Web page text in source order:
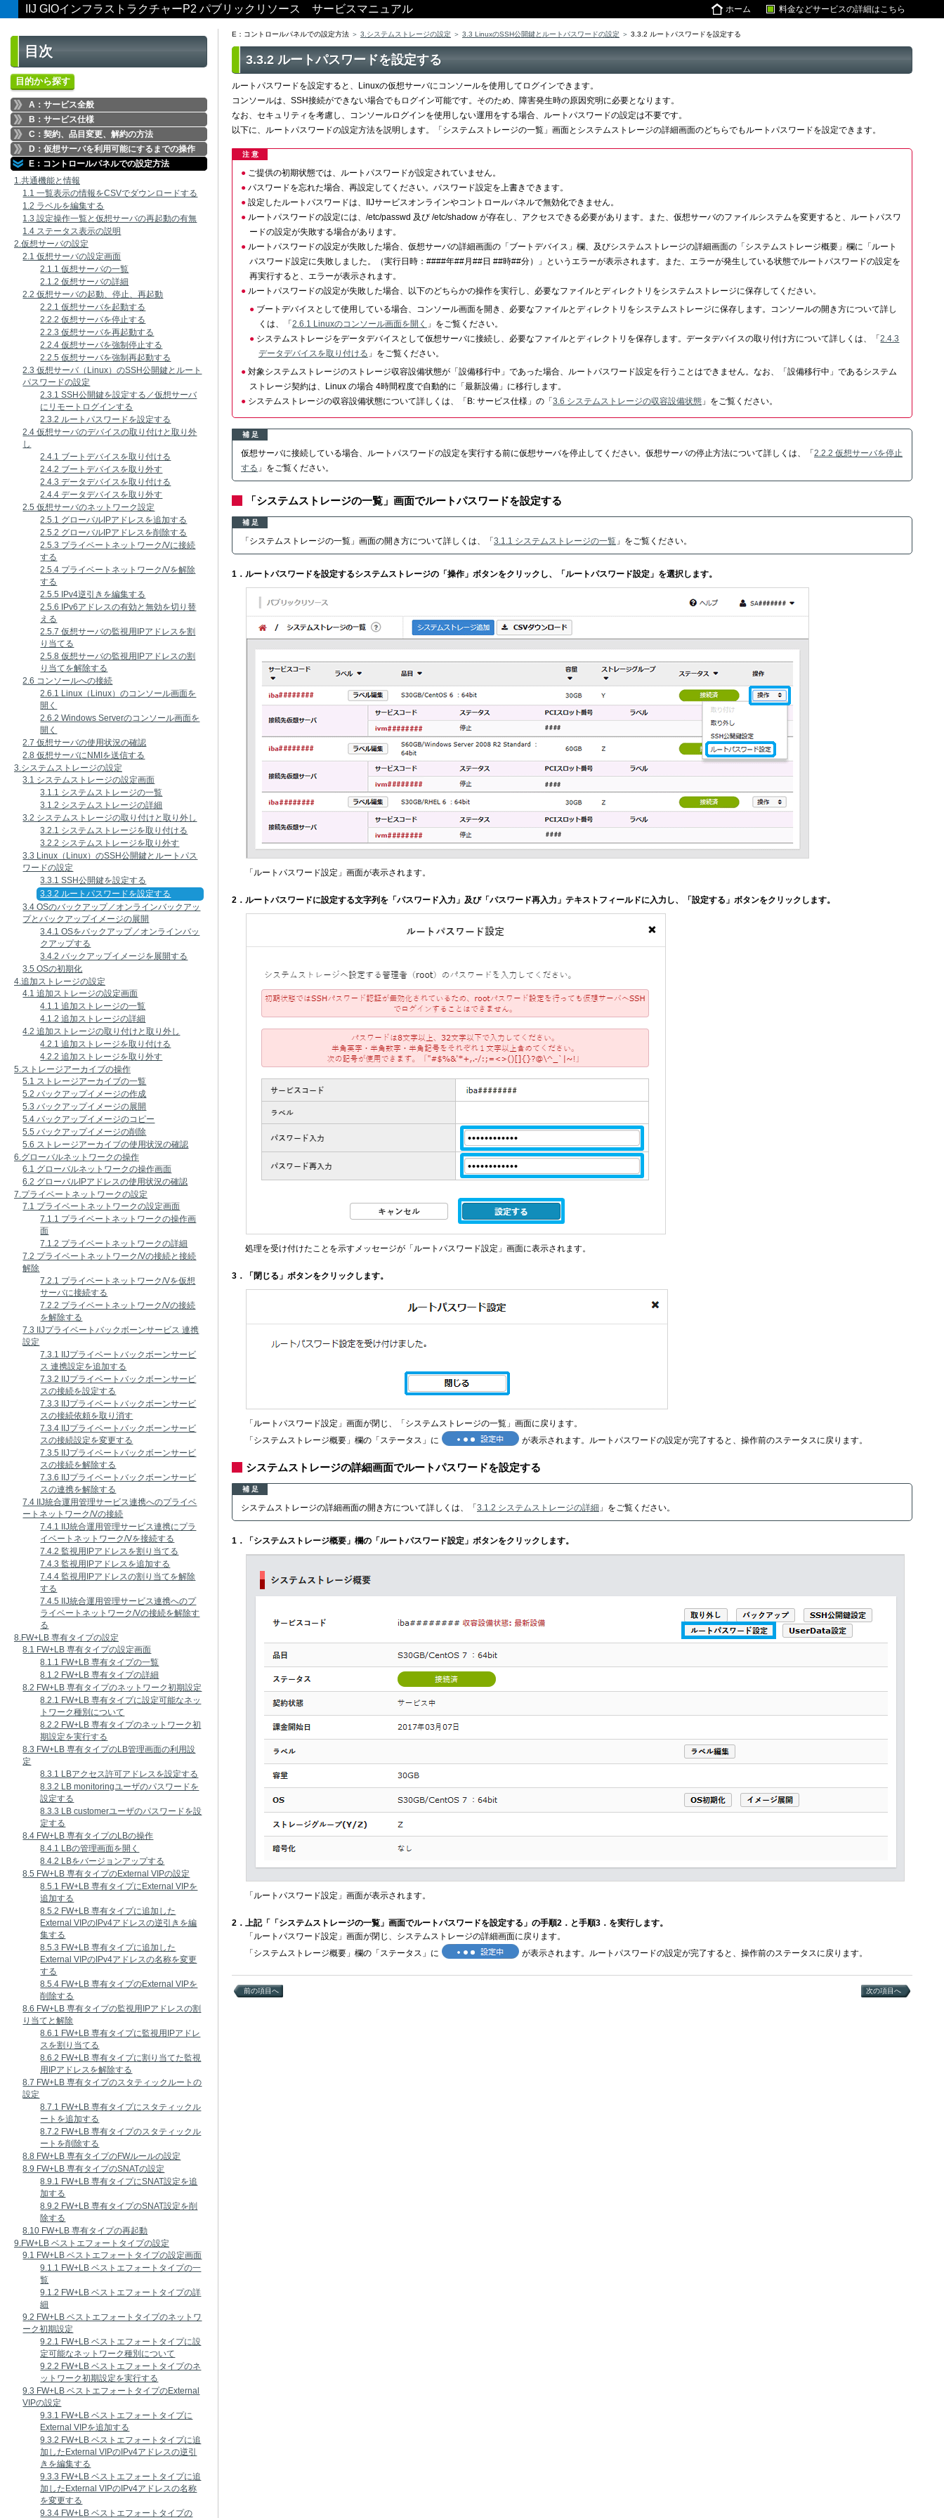
IIJ GIOインフラストラクチャーP2 パブリックリソース サービスマニュアル 料金などサービスの詳細はこちら
ホーム
目次
目的から探す
A：サービス全般
B：サービス仕様
C：契約、品目変更、解約の方法
D：仮想サーバを利用可能にするまでの操作
E：コントロールパネルでの設定方法
1.共通機能と情報
1.1 一覧表示の情報をCSVでダウンロードする
1.2 ラベルを編集する
1.3 設定操作一覧と仮想サーバの再起動の有無
1.4 ステータス表示の説明
2.仮想サーバの設定
2.1 仮想サーバの設定画面
2.1.1 仮想サーバの一覧
2.1.2 仮想サーバの詳細
2.2 仮想サーバの起動、停止、再起動
2.2.1 仮想サーバを起動する
2.2.2 仮想サーバを停止する
2.2.3 仮想サーバを再起動する
2.2.4 仮想サーバを強制停止する
2.2.5 仮想サーバを強制再起動する
2.3 仮想サーバ（Linux）のSSH公開鍵とルート
パスワードの設定
2.3.1 SSH公開鍵を設定する／仮想サーバ
にリモートログインする
2.3.2 ルートパスワードを設定する
2.4 仮想サーバのデバイスの取り付けと取り外
し
2.4.1 ブートデバイスを取り付ける
2.4.2 ブートデバイスを取り外す
2.4.3 データデバイスを取り付ける
2.4.4 データデバイスを取り外す
2.5 仮想サーバのネットワーク設定
2.5.1 グローバルIPアドレスを追加する
2.5.2 グローバルIPアドレスを削除する
2.5.3 プライベートネットワーク/Vに接続
する
2.5.4 プライベートネットワーク/Vを解除
する
2.5.5 IPv4逆引きを編集する
2.5.6 IPv6アドレスの有効と無効を切り替
える
2.5.7 仮想サーバの監視用IPアドレスを割
り当てる
2.5.8 仮想サーバの監視用IPアドレスの割
り当てを解除する
2.6 コンソールへの接続
2.6.1 Linux（Linux）のコンソール画面を
開く
2.6.2 Windows Serverのコンソール画面を
開く
2.7 仮想サーバの使用状況の確認
2.8 仮想サーバにNMIを送信する
3.システムストレージの設定
3.1 システムストレージの設定画面
3.1.1 システムストレージの一覧
3.1.2 システムストレージの詳細
3.2 システムストレージの取り付けと取り外し
3.2.1 システムストレージを取り付ける
3.2.2 システムストレージを取り外す
3.3 Linux（Linux）のSSH公開鍵とルートパス
ワードの設定
3.3.1 SSH公開鍵を設定する
3.3.2 ルートパスワードを設定する
3.4 OSのバックアップ／オンラインバックアッ
プとバックアップイメージの展開
3.4.1 OSをバックアップ／オンラインバッ
クアップする
3.4.2 バックアップイメージを展開する
3.5 OSの初期化
4.追加ストレージの設定
4.1 追加ストレージの設定画面
4.1.1 追加ストレージの一覧
4.1.2 追加ストレージの詳細
4.2 追加ストレージの取り付けと取り外し
4.2.1 追加ストレージを取り付ける
4.2.2 追加ストレージを取り外す
5.ストレージアーカイブの操作
5.1 ストレージアーカイブの一覧
5.2 バックアップイメージの作成
5.3 バックアップイメージの展開
5.4 バックアップイメージのコピー
5.5 バックアップイメージの削除
5.6 ストレージアーカイブの使用状況の確認
6.グローバルネットワークの操作
6.1 グローバルネットワークの操作画面
6.2 グローバルIPアドレスの使用状況の確認
7.プライベートネットワークの設定
7.1 プライベートネットワークの設定画面
7.1.1 プライベートネットワークの操作画
面
7.1.2 プライベートネットワークの詳細
7.2 プライベートネットワーク/Vの接続と接続
解除
7.2.1 プライベートネットワーク/Vを仮想
サーバに接続する
7.2.2 プライベートネットワーク/Vの接続
を解除する
7.3 IIJプライベートバックボーンサービス 連携
設定
7.3.1 IIJプライベートバックボーンサービ
ス 連携設定を追加する
7.3.2 IIJプライベートバックボーンサービ
スの接続を設定する
7.3.3 IIJプライベートバックボーンサービ
スの接続依頼を取り消す
7.3.4 IIJプライベートバックボーンサービ
スの接続設定を変更する
7.3.5 IIJプライベートバックボーンサービ
スの接続を解除する
7.3.6 IIJプライベートバックボーンサービ
スの連携を解除する
7.4 IIJ統合運用管理サービス連携へのプライベ
ートネットワーク/Vの接続
7.4.1 IIJ統合運用管理サービス連携にプラ
イベートネットワーク/Vを接続する
7.4.2 監視用IPアドレスを割り当てる
7.4.3 監視用IPアドレスを追加する
7.4.4 監視用IPアドレスの割り当てを解除
する
7.4.5 IIJ統合運用管理サービス連携へのプ
ライベートネットワーク/Vの接続を解除す
る
8.FW+LB 専有タイプの設定
8.1 FW+LB 専有タイプの設定画面
8.1.1 FW+LB 専有タイプの一覧
8.1.2 FW+LB 専有タイプの詳細
8.2 FW+LB 専有タイプのネットワーク初期設定
8.2.1 FW+LB 専有タイプに設定可能なネッ
トワーク種別について
8.2.2 FW+LB 専有タイプのネットワーク初
期設定を実行する
8.3 FW+LB 専有タイプのLB管理画面の利用設
定
8.3.1 LBアクセス許可アドレスを設定する
8.3.2 LB monitoringユーザのパスワードを
設定する
8.3.3 LB customerユーザのパスワードを設
定する
8.4 FW+LB 専有タイプのLBの操作
8.4.1 LBの管理画面を開く
8.4.2 LBをバージョンアップする
8.5 FW+LB 専有タイプのExternal VIPの設定
8.5.1 FW+LB 専有タイプにExternal VIPを
追加する
8.5.2 FW+LB 専有タイプに追加した
External VIPのIPv4アドレスの逆引きを編
集する
8.5.3 FW+LB 専有タイプに追加した
External VIPのIPv4アドレスの名称を変更
する
8.5.4 FW+LB 専有タイプのExternal VIPを
削除する
8.6 FW+LB 専有タイプの監視用IPアドレスの割
り当てと解除
8.6.1 FW+LB 専有タイプに監視用IPアドレ
スを割り当てる
8.6.2 FW+LB 専有タイプに割り当てた監視
用IPアドレスを解除する
8.7 FW+LB 専有タイプのスタティックルートの
設定
8.7.1 FW+LB 専有タイプにスタティックル
ートを追加する
8.7.2 FW+LB 専有タイプのスタティックル
ートを削除する
8.8 FW+LB 専有タイプのFWルールの設定
8.9 FW+LB 専有タイプのSNATの設定
8.9.1 FW+LB 専有タイプにSNAT設定を追
加する
8.9.2 FW+LB 専有タイプのSNAT設定を削
除する
8.10 FW+LB 専有タイプの再起動
9.FW+LB ベストエフォートタイプの設定
9.1 FW+LB ベストエフォートタイプの設定画面
9.1.1 FW+LB ベストエフォートタイプの一
覧
9.1.2 FW+LB ベストエフォートタイプの詳
細
9.2 FW+LB ベストエフォートタイプのネットワ
ーク初期設定
9.2.1 FW+LB ベストエフォートタイプに設
定可能なネットワーク種別について
9.2.2 FW+LB ベストエフォートタイプのネ
ットワーク初期設定を実行する
9.3 FW+LB ベストエフォートタイプのExternal
VIPの設定
9.3.1 FW+LB ベストエフォートタイプに
External VIPを追加する
9.3.2 FW+LB ベストエフォートタイプに追
加したExternal VIPのIPv4アドレスの逆引
きを編集する
9.3.3 FW+LB ベストエフォートタイプに追
加したExternal VIPのIPv4アドレスの名称
を変更する
9.3.4 FW+LB ベストエフォートタイプの
E：コントロールパネルでの設定方法 3.システムストレージの設定 3.3 LinuxのSSH公開鍵とルートパスワードの設定 3.3.2 ルートパスワードを設定する
3.3.2 ルートパスワードを設定する
ルートパスワードを設定すると、Linuxの仮想サーバにコンソールを使用してログインできます。
コンソールは、SSH接続ができない場合でもログイン可能です。そのため、障害発生時の原因究明に必要となります。
なお、セキュリティを考慮し、コンソールログインを使用しない運用をする場合、ルートパスワードの設定は不要です。
以下に、ルートパスワードの設定方法を説明します。「システムストレージの一覧」画面とシステムストレージの詳細画面のどちらでもルートパスワードを設定できます。
注 意
ご提供の初期状態では、ルートパスワードが設定されていません。
パスワードを忘れた場合、再設定してください。パスワード設定を上書きできます。
設定したルートパスワードは、IIJサービスオンラインやコントロールパネルで無効化できません。
ルートパスワードの設定には、/etc/passwd 及び /etc/shadow が存在し、アクセスできる必要があります。また、仮想サーバのファイルシステムを変更すると、ルートパスワ
ードの設定が失敗する場合があります。
ルートパスワードの設定が失敗した場合、仮想サーバの詳細画面の「ブートデバイス」欄、及びシステムストレージの詳細画面の「システムストレージ概要」欄に「ルート
パスワード設定に失敗しました。（実行日時：####年##月##日 ##時##分）」というエラーが表示されます。また、エラーが発生している状態でルートパスワードの設定を
再実行すると、エラーが表示されます。
ルートパスワードの設定が失敗した場合、以下のどちらかの操作を実行し、必要なファイルとディレクトリをシステムストレージに保存してください。
ブートデバイスとして使用している場合、コンソール画面を開き、必要なファイルとディレクトリをシステムストレージに保存します。コンソールの開き方について詳し
くは、「 2.6.1 Linuxのコンソール画面を開く 」をご覧ください。
システムストレージをデータデバイスとして仮想サーバに接続し、必要なファイルとディレクトリを保存します。データデバイスの取り付け方について詳しくは、「2.4.3
データデバイスを取り付ける 」をご覧ください。
対象システムストレージのストレージ収容設備状態が「設備移行中」であった場合、ルートパスワード設定を行うことはできません。なお、「設備移行中」であるシステム
ストレージ契約は、Linux の場合 4時間程度で自動的に「最新設備」に移行します。
システムストレージの収容設備状態について詳しくは、「B: サービス仕様」の「 3.6 システムストレージの収容設備状態 」をご覧ください。
補 足
仮想サーバに接続している場合、ルートパスワードの設定を実行する前に仮想サーバを停止してください。仮想サーバの停止方法について詳しくは、「 2.2.2 仮想サーバを停止
する 」をご覧ください。
「システムストレージの一覧」画面でルートパスワードを設定する
補 足
「システムストレージの一覧」画面の開き方について詳しくは、「 3.1.1 システムストレージの一覧 」をご覧ください。
1．ルートパスワードを設定するシステムストレージの「操作」ボタンをクリックし、「ルートパスワード設定」を選択します。
「ルートパスワード設定」画面が表示されます。
2．ルートパスワードに設定する文字列を「パスワード入力」及び「パスワード再入力」テキストフィールドに入力し、「設定する」ボタンをクリックします。
処理を受け付けたことを示すメッセージが「ルートパスワード設定」画面に表示されます。
3．「閉じる」ボタンをクリックします。
「ルートパスワード設定」画面が閉じ、「システムストレージの一覧」画面に戻ります。
「システムストレージ概要」欄の「ステータス」に
が表示されます。ルートパスワードの設定が完了すると、操作前のステータスに戻ります。
システムストレージの詳細画面でルートパスワードを設定する
補 足
システムストレージの詳細画面の開き方について詳しくは、「 3.1.2 システムストレージの詳細 」をご覧ください。
1．「システムストレージ概要」欄の「ルートパスワード設定」ボタンをクリックします。
「ルートパスワード設定」画面が表示されます。
2．上記「「システムストレージの一覧」画面でルートパスワードを設定する」の手順2．と手順3．を実行します。
「ルートパスワード設定」画面が閉じ、システムストレージの詳細画面に戻ります。
「システムストレージ概要」欄の「ステータス」に
が表示されます。ルートパスワードの設定が完了すると、操作前のステータスに戻ります。
前の項目へ 次の項目へ